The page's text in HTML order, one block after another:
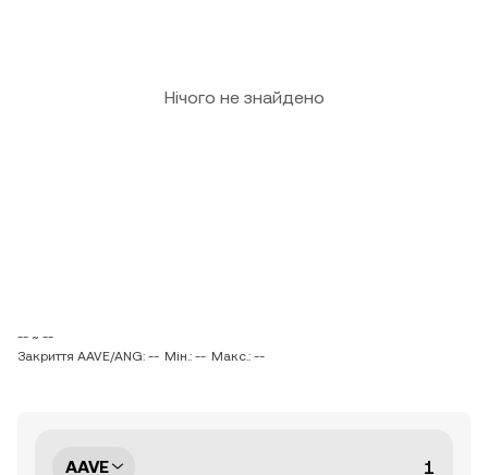
Нічого не знайдено
-- ~ --
Закриття AAVE/ANG: -- Мін.: -- Макс.: --
AAVE